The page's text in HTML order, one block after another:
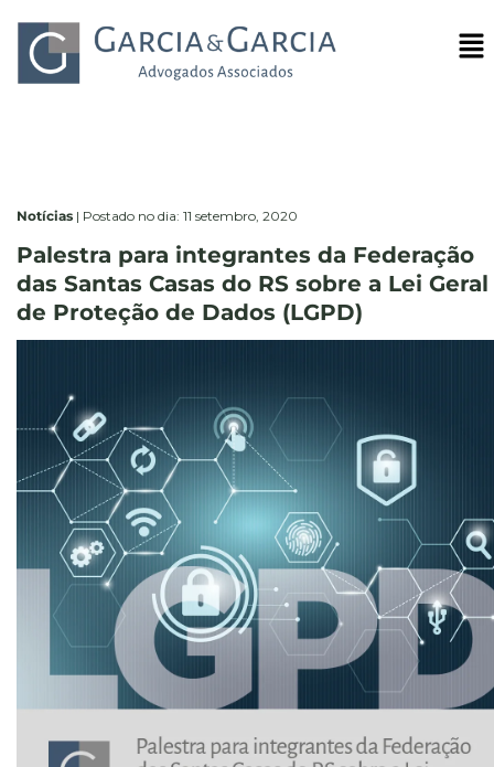
Notícias | Postado no dia: 11 setembro, 2020
Palestra para integrantes da Federação
das Santas Casas do RS sobre a Lei Geral
de Proteção de Dados (LGPD)